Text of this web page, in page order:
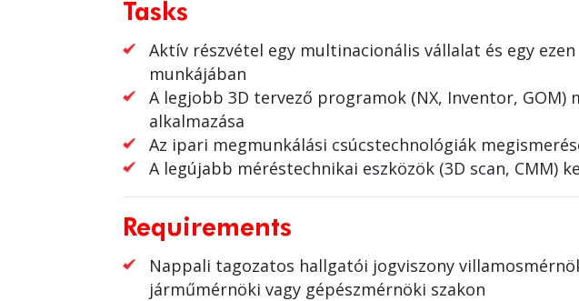
Tasks
Aktív részvétel egy multinacionális vállalat és egy
munkájában
A legjobb 3D tervező programok (NX, Inventor, GOM)
alkalmazása
Az ipari megmunkálási csúcstechnológiák
A legújabb méréstechnikai eszközök (3D scan, CMM)
Requirements
Nappali tagozatos hallgatói jogviszony
járműmérnöki vagy gépészmérnöki szakon